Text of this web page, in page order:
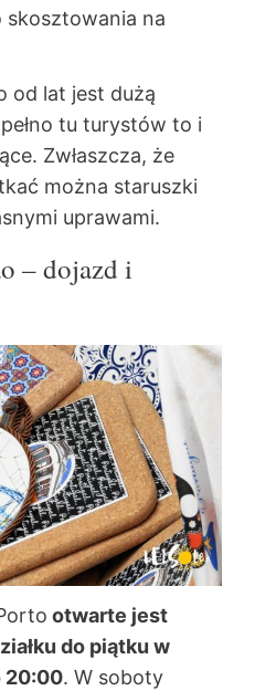
skosztowania na
od lat jest dużą
tu turystów to i
Zwłaszcza, że
można staruszki
uprawami.
– dojazd i
otwarte jest
do piątku w
20:00. W soboty